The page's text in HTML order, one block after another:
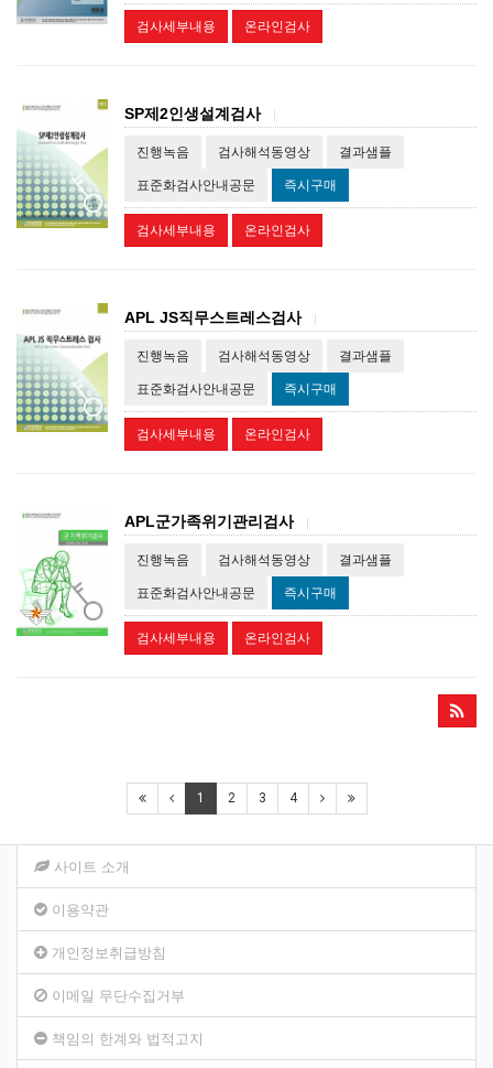
검사세부내용 온라인검사
SP제2인생설계검사
진행녹음 검사해석동영상 결과샘플
표준화검사안내공문 즉시구매
검사세부내용 온라인검사
APL JS직무스트레스검사
진행녹음 검사해석동영상 결과샘플
표준화검사안내공문 즉시구매
검사세부내용 온라인검사
APL군가족위기관리검사
진행녹음 검사해석동영상 결과샘플
표준화검사안내공문 즉시구매
검사세부내용 온라인검사
1 2 3 4
사이트 소개
이용약관
개인정보취급방침
이메일 무단수집거부
책임의 한계와 법적고지